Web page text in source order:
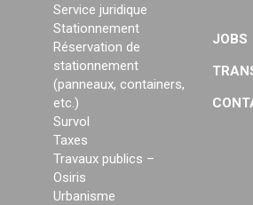
Service juridique
Stationnement
Réservation de
stationnement
(panneaux, containers,
etc.)
Survol
Taxes
Travaux publics –
Osiris
Urbanisme
JOBS